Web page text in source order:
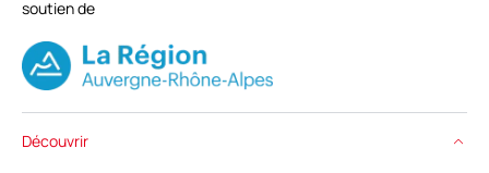
soutien de
Découvrir